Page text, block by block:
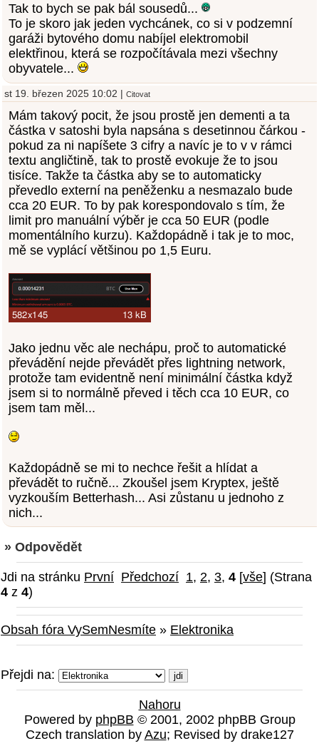
Tak to bych se pak bál sousedů...
To je skoro jak jeden vychcánek, co si v podzemní
garáži bytového domu nabíjel elektromobil
elektřinou, která se rozpočítávala mezi všechny
obyvatele...
st 19. březen 2025 10:02 | Citovat
Mám takový pocit, že jsou prostě jen dementi a ta
částka v satoshi byla napsána s desetinnou čárkou -
pokud za ni napíšete 3 cifry a navíc je to v v rámci
textu angličtině, tak to prostě evokuje že to jsou
tisíce. Takže ta částka aby se to automaticky
převedlo externí na peněženku a nesmazalo bude
cca 20 EUR. To by pak korespondovalo s tím, že
limit pro manuální výběr je cca 50 EUR (podle
momentálního kurzu). Každopádně i tak je to moc,
mě se vyplácí většinou po 1,5 Euru.
Jako jednu věc ale nechápu, proč to automatické
převádění nejde převádět přes lightning network,
protože tam evidentně není minimální částka když
jsem si to normálně převed i těch cca 10 EUR, co
jsem tam měl...
Každopádně se mi to nechce řešit a hlídat a
převádět to ručně... Zkoušel jsem Kryptex, ještě
vyzkouším Betterhash... Asi zůstanu u jednoho z
nich...
» Odpovědět
Jdi na stránku První Předchozí 1, 2, 3, 4 [vše] (Strana
4 z 4)
Obsah fóra VySemNesmíte » Elektronika
Přejdi na:
Nahoru
Powered by phpBB © 2001, 2002 phpBB Group
Czech translation by Azu; Revised by drake127